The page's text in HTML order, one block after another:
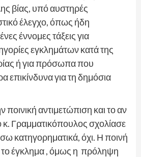
βίας, υπό αυστηρές
έλεγχο, όπως ήδη
έννομες τάξεις για
εγκλημάτων κατά της
ή για πρόσωπα που
επικίνδυνα για τη δημόσια
αντιμετώπιση και το αν
κ. Γραμματικόπουλος σχολίασε
κατηγορηματικά, όχι. Η ποινή
το έγκλημα , όμως η πρόληψη